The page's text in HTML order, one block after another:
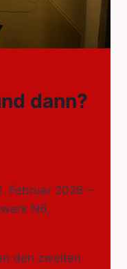
dann?
Februar 2026 –
N6,
den zweiten